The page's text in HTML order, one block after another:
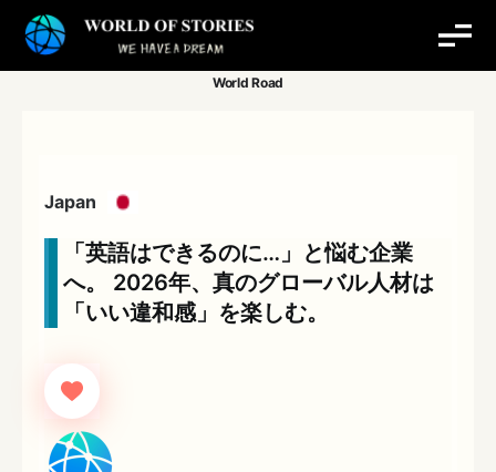
Japan
「英語はできるのに…」と悩む企業
へ。 2026年、真のグローバル人材は
「いい違和感」を楽しむ。